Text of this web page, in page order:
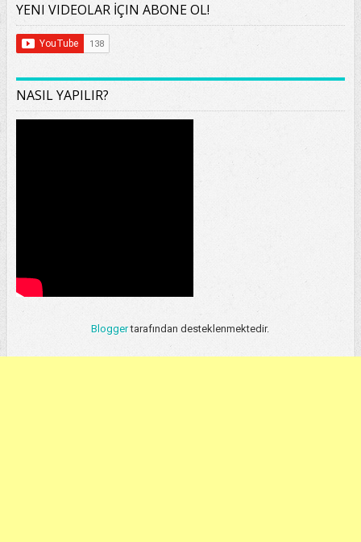
YENI VIDEOLAR İÇIN ABONE OL!
NASIL YAPILIR?
Bloggertarafından desteklenmektedir.